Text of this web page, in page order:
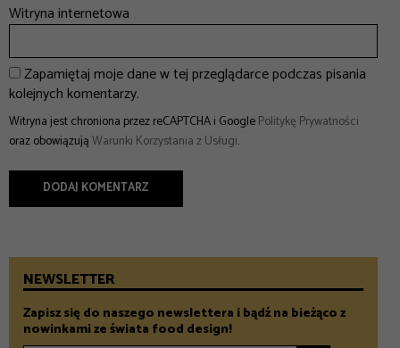
Witryna internetowa
Zapamiętaj moje dane w tej przeglądarce podczas pisania
kolejnych komentarzy.
Witryna jest chroniona przez reCAPTCHA i GooglePolitykę Prywatności
oraz obowiązująWarunki Korzystania z Usługi.
NEWSLETTER
Zapisz się do naszego newslettera i bądź na bieżąco z
nowinkami ze świata food design!